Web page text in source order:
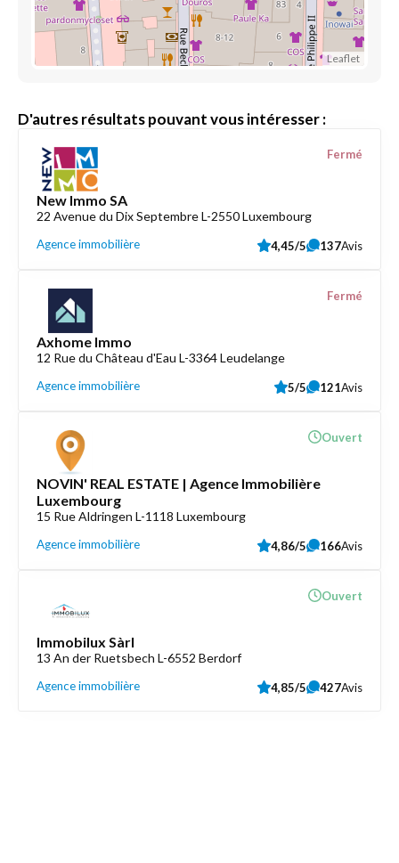
Leaflet
D'autres résultats pouvant vous intéresser :
New Immo SA
22 Avenue du Dix Septembre L-2550 Luxembourg
Agence immobilière
Fermé
4,45/5 137Avis
Axhome Immo
12 Rue du Château d'Eau L-3364 Leudelange
Agence immobilière
Fermé
5/5 121Avis
NOVIN' REAL ESTATE | Agence Immobilière
Luxembourg
15 Rue Aldringen L-1118 Luxembourg
Agence immobilière
Ouvert
4,86/5 166Avis
Immobilux Sàrl
13 An der Ruetsbech L-6552 Berdorf
Agence immobilière
Ouvert
4,85/5 427Avis